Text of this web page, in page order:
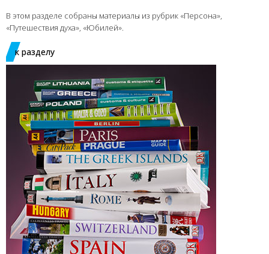
В этом разделе собраны материалы из рубрик «Персона»,
«Путешествия духа», «Юбилей».
к разделу